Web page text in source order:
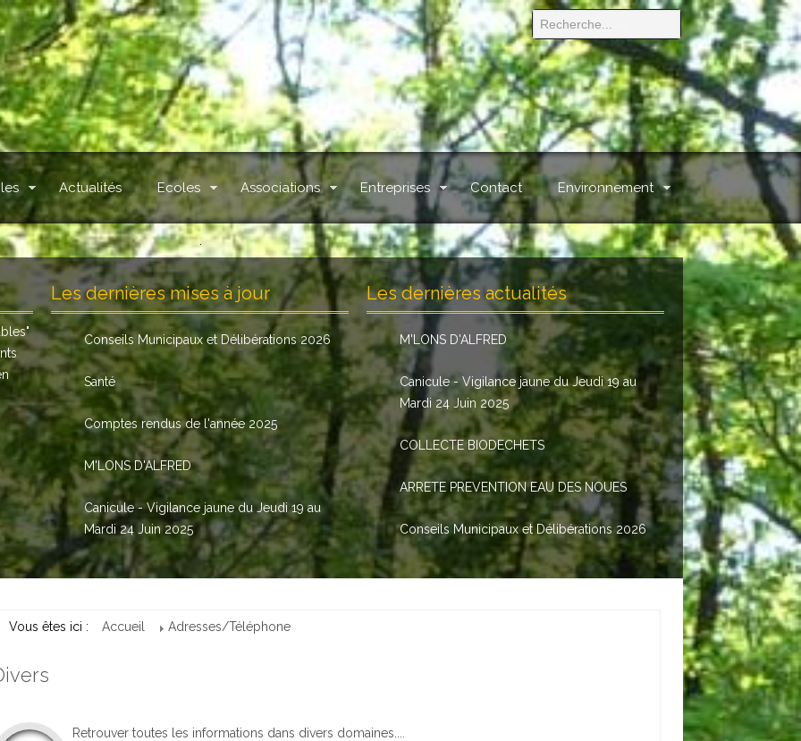
Actualités Ecoles Associations Entreprises Contact Environnement
.
"
Les dernières mises à jour
Conseils Municipaux et Délibérations 2026
Santé
Comptes rendus de l'année 2025
M'LONS D'ALFRED
Canicule - Vigilance jaune du Jeudi 19 au
Mardi 24 Juin 2025
Les dernières actualités
M'LONS D'ALFRED
Canicule - Vigilance jaune du Jeudi 19 au
Mardi 24 Juin 2025
COLLECTE BIODECHETS
ARRETE PREVENTION EAU DES NOUES
Conseils Municipaux et Délibérations 2026
Vous êtes ici : Accueil Adresses/Téléphone
Retrouver toutes les informations dans divers domaines....